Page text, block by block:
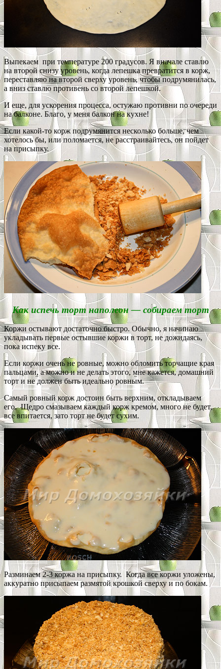
Выпекаем при температуре 200 градусов. Я вначале ставлю
на второй снизу уровень, когда лепешка превратится в корж,
переставляю на второй сверху уровень, чтобы подрумянилась,
а вниз ставлю противень со второй лепешкой.
И еще, для ускорения процесса, остужаю противни по очереди
на балконе. Благо, у меня балкон на кухне!
Если какой-то корж подрумянится несколько больше, чем
хотелось бы, или поломается, не расстраивайтесь, он пойдет
на присыпку.
Как испечь торт наполеон — собираем торт
Коржи остывают достаточно быстро. Обычно, я начинаю
укладывать первые остывшие коржи в торт, не дожидаясь,
пока испеку все.
Если коржи очень не ровные, можно обломить торчащие края
пальцами, а можно и не делать этого, мне кажется, домашний
торт и не должен быть идеально ровным.
Самый ровный корж достоин быть верхним, откладываем
его. Щедро смазываем каждый корж кремом, много не будет,
все впитается, зато торт не будет сухим.
Разминаем 2-3 коржа на присыпку. Когда все коржи уложены,
аккуратно присыпаем размятой крошкой сверху и по бокам.